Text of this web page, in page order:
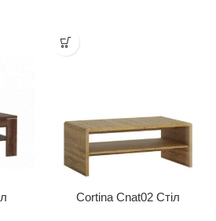
Cortina Cnat02 Стіл